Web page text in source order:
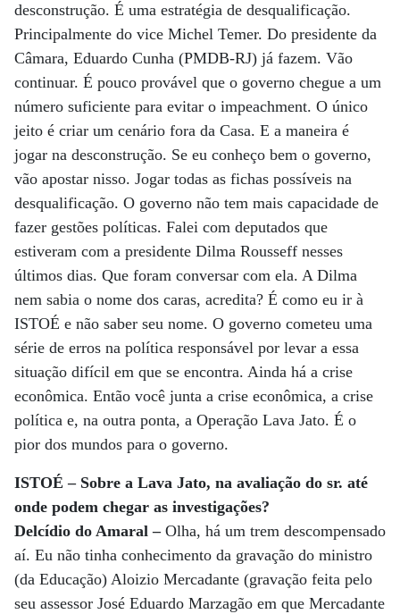
desconstrução. É uma estratégia de desqualificação.
Principalmente do vice Michel Temer. Do presidente da
Câmara, Eduardo Cunha (PMDB-RJ) já fazem. Vão
continuar. É pouco provável que o governo chegue a um
número suficiente para evitar o impeachment. O único
jeito é criar um cenário fora da Casa. E a maneira é
jogar na desconstrução. Se eu conheço bem o governo,
vão apostar nisso. Jogar todas as fichas possíveis na
desqualificação. O governo não tem mais capacidade de
fazer gestões políticas. Falei com deputados que
estiveram com a presidente Dilma Rousseff nesses
últimos dias. Que foram conversar com ela. A Dilma
nem sabia o nome dos caras, acredita? É como eu ir à
ISTOÉ e não saber seu nome. O governo cometeu uma
série de erros na política responsável por levar a essa
situação difícil em que se encontra. Ainda há a crise
econômica. Então você junta a crise econômica, a crise
política e, na outra ponta, a Operação Lava Jato. É o
pior dos mundos para o governo.
ISTOÉ – Sobre a Lava Jato, na avaliação do sr. até
onde podem chegar as investigações?
Delcídio do Amaral – Olha, há um trem descompensado
aí. Eu não tinha conhecimento da gravação do ministro
(da Educação) Aloizio Mercadante (gravação feita pelo
seu assessor José Eduardo Marzagão em que Mercadante